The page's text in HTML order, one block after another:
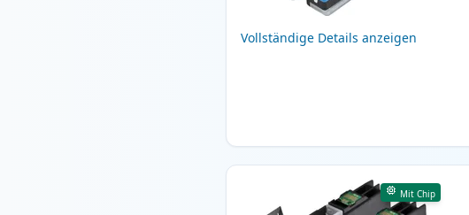
Vollständige Details anzeigen
Mit Chip